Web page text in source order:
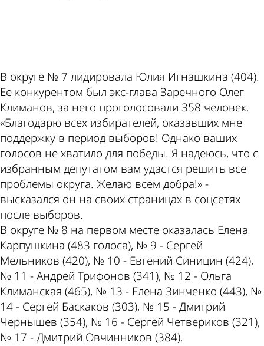
В округе № 7 лидировала Юлия Игнашкина (404).
Ее конкурентом был экс-глава Заречного Олег
Климанов, за него проголосовали 358 человек.
«Благодарю всех избирателей, оказавших мне
поддержку в период выборов! Однако ваших
голосов не хватило для победы. Я надеюсь, что с
избранным депутатом вам удастся решить все
проблемы округа. Желаю всем добра!» -
высказался он на своих страницах в соцсетях
после выборов.
В округе № 8 на первом месте оказалась Елена
Карпушкина (483 голоса), № 9 - Сергей
Мельников (420), № 10 - Евгений Синицин (424),
№ 11 - Андрей Трифонов (341), № 12 - Ольга
Климанская (465), № 13 - Елена Зинченко (443), №
14 - Сергей Баскаков (303), № 15 - Дмитрий
Чернышев (354), № 16 - Сергей Четвериков (321),
№ 17 - Дмитрий Овчинников (384).